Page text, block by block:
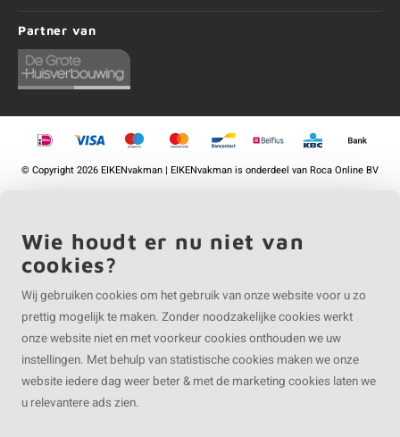
Partner van
©Copyright2026 EIKENvakman | EIKENvakman is onderdeel vanRoca Online BV
Wie houdt er nu niet van
cookies?
Wij gebruiken cookies om het gebruik van onze website voor u zo
prettig mogelijk te maken. Zonder noodzakelijke cookies werkt
onze website niet en met voorkeur cookies onthouden we uw
instellingen. Met behulp van statistische cookies maken we onze
website iedere dag weer beter & met de marketing cookies laten we
u relevantere ads zien.